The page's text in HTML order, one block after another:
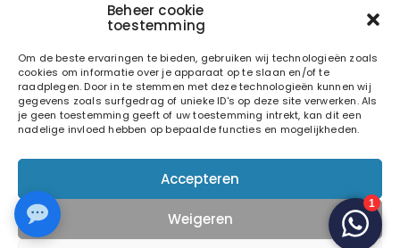
Beheer cookie
toestemming
Om de beste ervaringen te bieden, gebruiken wij technologieën zoals
cookies om informatie over je apparaat op te slaan en/of te
raadplegen. Door in te stemmen met deze technologieën kunnen wij
gegevens zoals surfgedrag of unieke ID's op deze site verwerken. Als
je geen toestemming geeft of uw toestemming intrekt, kan dit een
nadelige invloed hebben op bepaalde functies en mogelijkheden.
Accepteren
Weigeren
© 2026 Light and Sound Factory. Alle rechten voorbehouden.
Volg ons op